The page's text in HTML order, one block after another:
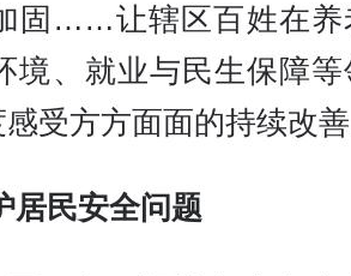
固……让辖区百姓在养
境、就业与民生保障等
受方方面面的持续改善
居民安全问题